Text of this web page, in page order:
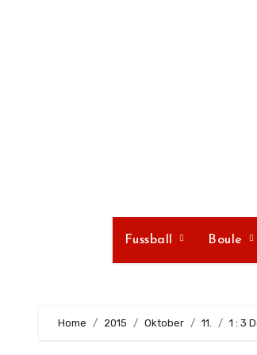
Fussball Boule
Home 2015 Oktober 11. 1 : 3